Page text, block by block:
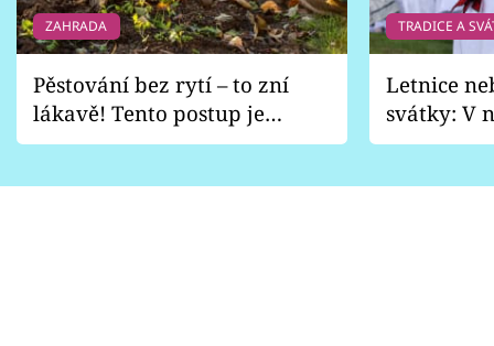
ZAHRADA
Pěstování bez rytí – to zní
lákavě! Tento postup je
vhodný jen pro některé
TRADICE A
Letnice
svátky: V
pondělí